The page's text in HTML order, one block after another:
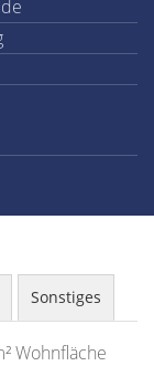
Sonstiges
Wohnfläche